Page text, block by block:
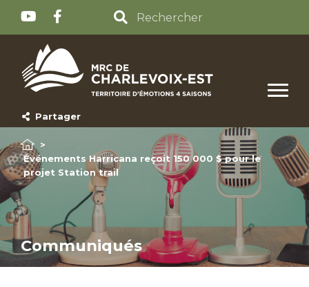
Partager
>
Événements Harricana reçoit 150 000 $ pour le
projet Station trail
Communiqués